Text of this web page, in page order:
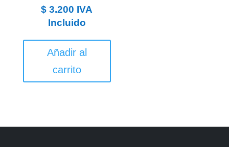
$ 3.200 IVA
Incluido
Añadir al
carrito